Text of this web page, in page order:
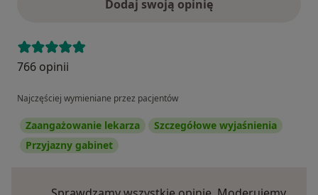
Dodaj swoją opinię
766 opinii
Najczęściej wymieniane przez pacjentów
Zaangażowanie lekarza
Szczegółowe wyjaśnienia
Przyjazny gabinet